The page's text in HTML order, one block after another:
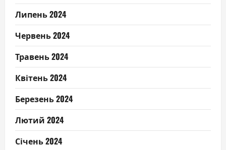
Липень 2024
Червень 2024
Травень 2024
Квітень 2024
Березень 2024
Лютий 2024
Січень 2024